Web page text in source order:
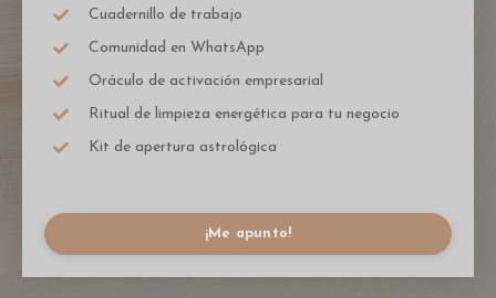
Cuadernillo de trabajo
Comunidad en WhatsApp
Oráculo de activación empresarial
Ritual de limpieza energética para tu negocio
Kit de apertura astrológica
¡Me apunto!